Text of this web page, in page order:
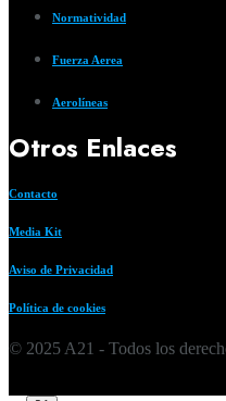
Normatividad
Fuerza Aerea
Aerolíneas
Otros Enlaces
Contacto
Media Kit
Aviso de Privacidad
Política de cookies
© 2025 A21 - Todos los